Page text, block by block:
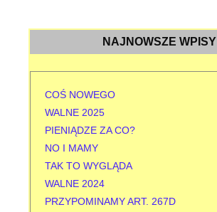
k
NAJNOWSZE WPISY
COŚ NOWEGO
WALNE 2025
PIENIĄDZE ZA CO?
NO I MAMY
TAK TO WYGLĄDA
WALNE 2024
PRZYPOMINAMY ART. 267D